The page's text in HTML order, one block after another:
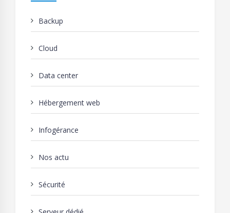
Backup
Cloud
Data center
Hébergement web
Infogérance
Nos actu
Sécurité